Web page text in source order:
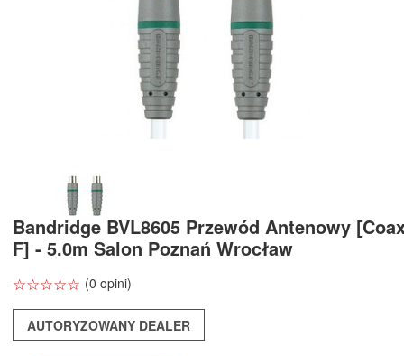
Bandridge BVL8605 Przewód Antenowy
F] - 5.0m Salon Poznań Wrocław
☆☆☆☆☆
★★★★★ (0 opini)
AUTORYZOWANY DEALER